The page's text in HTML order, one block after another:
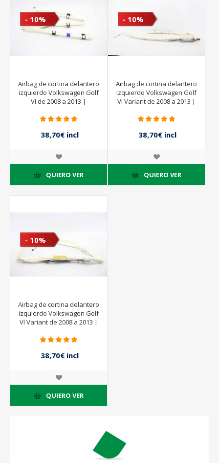
- 10%
Airbag de cortina delantero
izquierdo Volkswagen Golf
VI de 2008 a 2013 |
38,70€ incl
impuestos
QUIERO VER
- 10%
Airbag de cortina delantero
izquierdo Volkswagen Golf
VI Variant de 2008 a 2013 |
38,70€ incl
impuestos
QUIERO VER
- 10%
Airbag de cortina delantero
izquierdo Volkswagen Golf
VI Variant de 2008 a 2013 |
38,70€ incl
impuestos
QUIERO VER